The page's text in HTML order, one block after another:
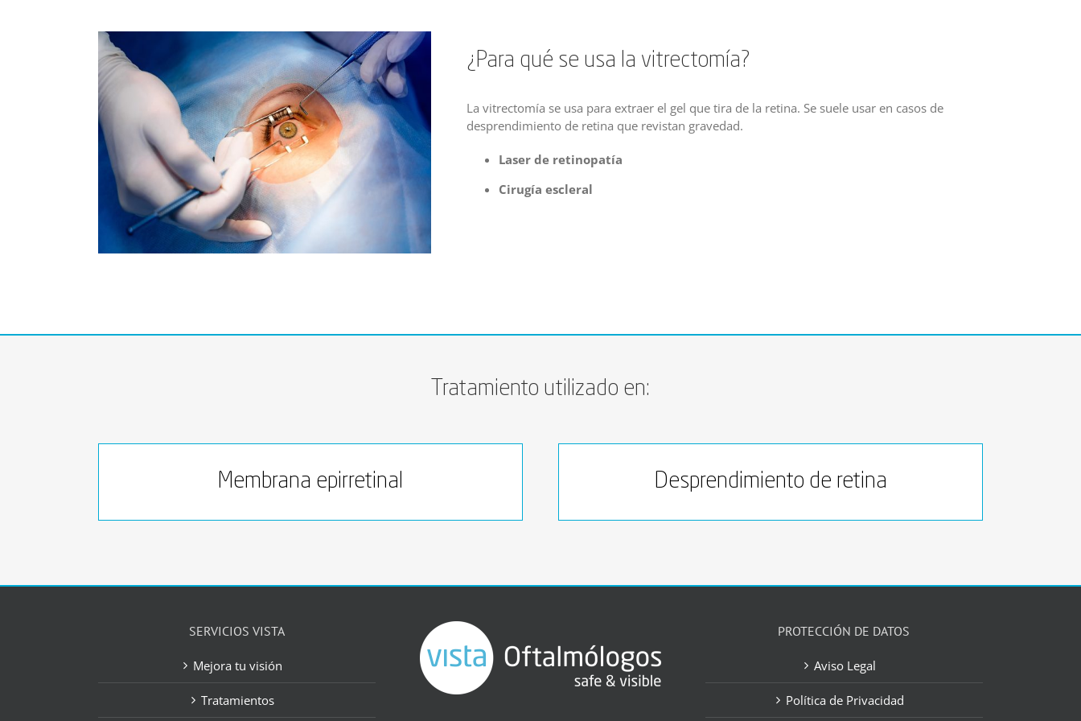
¿Para qué se usa la vitrectomía?
La vitrectomía se usa para extraer el gel que tira de la retina. Se suele usar en casos de
desprendimiento de retina que revistan gravedad.
Laser de retinopatía
Cirugía escleral
Tratamiento utilizado en:
Membrana epirretinal Desprendimiento de retina
SERVICIOS VISTA
Mejora tu visión
Tratamientos
PROTECCIÓN DE DATOS
Aviso Legal
Política de Privacidad